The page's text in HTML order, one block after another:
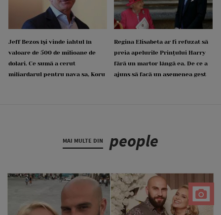
Jeff Bezos își vinde iahtul în
valoare de 500 de milioane de
dolari. Ce sumă a cerut
miliardarul pentru nava sa, Koru
Regina Elisabeta ar fi refuzat să
preia apelurile Prințului Harry
fără un martor lângă ea. De ce a
ajuns să facă un asemenea gest
MAI MULTE DIN people